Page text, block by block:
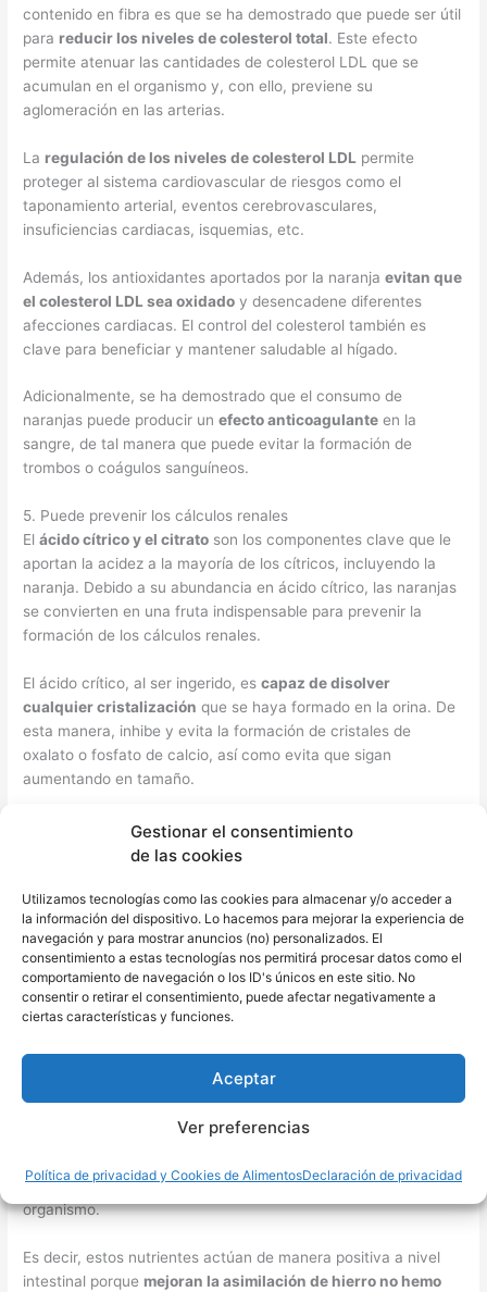
Gestionar el consentimiento
de las cookies
Utilizamos tecnologías como las cookies para almacenar y/o acceder a
la información del dispositivo. Lo hacemos para mejorar la experiencia de
navegación y para mostrar anuncios (no) personalizados. El
consentimiento a estas tecnologías nos permitirá procesar datos como el
comportamiento de navegación o los ID's únicos en este sitio. No
consentir o retirar el consentimiento, puede afectar negativamente a
ciertas características y funciones.
Aceptar
Ver preferencias
Política de privacidad y Cookies de AlimentosDeclaración de privacidad
contenido en fibra es que se ha demostrado que puede ser útil
para reducir los niveles de colesterol total. Este efecto
permite atenuar las cantidades de colesterol LDL que se
acumulan en el organismo y, con ello, previene su
aglomeración en las arterias.
La regulación de los niveles de colesterol LDL permite
proteger al sistema cardiovascular de riesgos como el
taponamiento arterial, eventos cerebrovasculares,
insuficiencias cardiacas, isquemias, etc.
Además, los antioxidantes aportados por la naranjaevitan que
el colesterol LDL sea oxidado y desencadene diferentes
afecciones cardiacas. El control del colesterol también es
clave para beneficiar y mantener saludable al hígado.
Adicionalmente, se ha demostrado que el consumo de
naranjas puede producir unefecto anticoagulante en la
sangre, de tal manera que puede evitar la formación de
trombos o coágulos sanguíneos.
5. Puede prevenir los cálculos renales
Elácido cítrico y el citrato son los componentes clave que le
aportan la acidez a la mayoría de los cítricos, incluyendo la
naranja. Debido a su abundancia en ácido cítrico, las naranjas
se convierten en una fruta indispensable para prevenir la
formación de los cálculos renales.
El ácido crítico, al ser ingerido, escapaz de disolver
cualquier cristalización que se haya formado en la orina. De
esta manera, inhibe y evita la formación de cristales de
oxalato o fosfato de calcio, así como evita que sigan
aumentando en tamaño.
Además, el citrato presente en la naranjapuede formar
citrato de calcio a nivel intestinal
reduce el riesgo de que el calcio de la orina pueda unirse con
los oxalatos y formar cristales.
Adicionalmente, el citrato de sodio de las naranjasprovoca un
cambio de pH en la orinaque le resta acidez y, con ello, las
probabilidades de que se formen cálculos en los riñones.
aporte de hierro de las naranjas es bastante bajo
ayudar a prevenir y combatir la anemia. Esto ocurre debido a
nutrientes incrementan los niveles de absorción en el
organismo.
Es decir, estos nutrientes actúan de manera positiva a nivel
intestinal porque mejoran la asimilación de hierro no hemo